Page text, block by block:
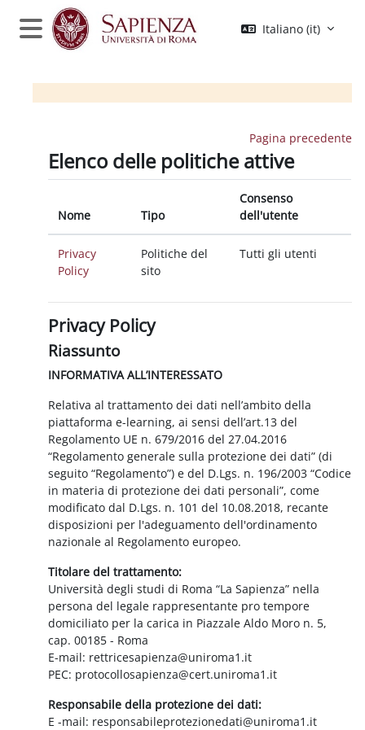
Vai al contenuto principale
Pannello laterale
Italiano ‎(it)‎
Pagina precedente
Elenco delle politiche attive
Nome Tipo
Consenso
dell'utente
Privacy
Policy
Politiche del
sito
Tutti gli utenti
Privacy Policy
Riassunto
INFORMATIVA ALL’INTERESSATO
Relativa al trattamento dei dati nell’ambito della
piattaforma e-learning, ai sensi dell’art.13 del
Regolamento UE n. 679/2016 del 27.04.2016
“Regolamento generale sulla protezione dei dati” (di
seguito “Regolamento”) e del D.Lgs. n. 196/2003 “Codice
in materia di protezione dei dati personali”, come
modificato dal D.Lgs. n. 101 del 10.08.2018, recante
disposizioni per l'adeguamento dell'ordinamento
nazionale al Regolamento europeo.
Titolare del trattamento:
Università degli studi di Roma “La Sapienza” nella
persona del legale rappresentante pro tempore
domiciliato per la carica in Piazzale Aldo Moro n. 5,
cap. 00185 - Roma
E-mail: rettricesapienza@uniroma1.it
PEC: protocollosapienza@cert.uniroma1.it
Responsabile della protezione dei dati:
E -mail: responsabileprotezionedati@uniroma1.it